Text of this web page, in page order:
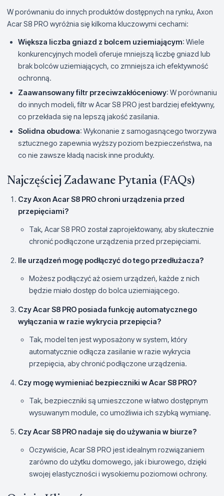
W porównaniu do innych produktów dostępnych na rynku, Axon
Acar S8 PRO wyróżnia się kilkoma kluczowymi cechami:
Większa liczba gniazd z bolcem uziemiającym: Wiele
konkurencyjnych modeli oferuje mniejszą liczbę gniazd lub
brak bolców uziemiających, co zmniejsza ich efektywność
ochronną.
Zaawansowany filtr przeciwzakłóceniowy: W porównaniu
do innych modeli, filtr w Acar S8 PRO jest bardziej efektywny,
co przekłada się na lepszą jakość zasilania.
Solidna obudowa: Wykonanie z samogasnącego tworzywa
sztucznego zapewnia wyższy poziom bezpieczeństwa, na
co nie zawsze kładą nacisk inne produkty.
Najczęściej Zadawane Pytania (FAQs)
Czy Axon Acar S8 PRO chroni urządzenia przed
przepięciami?
Tak, Acar S8 PRO został zaprojektowany, aby skutecznie
chronić podłączone urządzenia przed przepięciami.
Ile urządzeń mogę podłączyć do tego przedłużacza?
Możesz podłączyć aż osiem urządzeń, każde z nich
będzie miało dostęp do bolca uziemiającego.
Czy Acar S8 PRO posiada funkcję automatycznego
wyłączania w razie wykrycia przepięcia?
Tak, model ten jest wyposażony w system, który
automatycznie odłącza zasilanie w razie wykrycia
przepięcia, aby chronić podłączone urządzenia.
Czy mogę wymieniać bezpieczniki w Acar S8 PRO?
Tak, bezpieczniki są umieszczone w łatwo dostępnym
wysuwanym module, co umożliwia ich szybką wymianę.
Czy Acar S8 PRO nadaje się do używania w biurze?
Oczywiście, Acar S8 PRO jest idealnym rozwiązaniem
zarówno do użytku domowego, jak i biurowego, dzięki
swojej elastyczności i wysokiemu poziomowi ochrony.